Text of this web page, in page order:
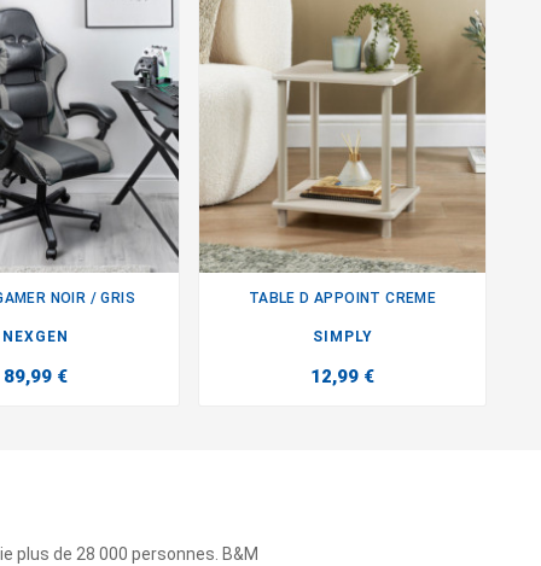
NOIR / GRIS
NEXGEN
89,99 €
TABLE D APPOINT CREME
SIMPLY
12,99 €
plus de 28 000 personnes. B&M